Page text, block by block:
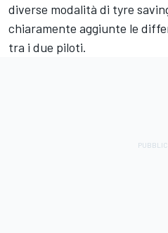
diverse modalità di tyre
chiaramente aggiunte le
tra i due piloti.